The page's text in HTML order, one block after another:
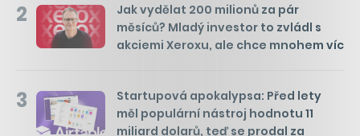
2
Jak vydělat 200 milionů za pár
měsíců? Mladý investor to zvládl s
akciemi Xeroxu, ale chce mnohem víc
3
Startupová apokalypsa: Před lety
měl populární nástroj hodnotu 11
miliard dolarů, teď se prodal za